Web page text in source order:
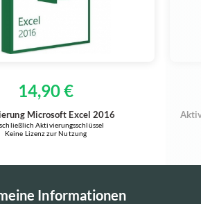
14,90 €
Microsoft Excel 2016
Aktivierungsschlüssel
Keine Lizenz zur Nutzung
Informationen